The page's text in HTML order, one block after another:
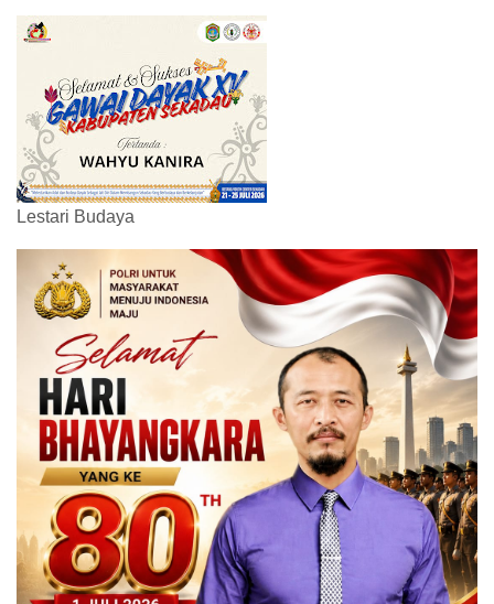
Lestari Budaya